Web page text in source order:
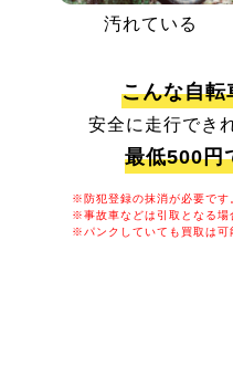
汚れている
こんな自転
安全に走行でき
最低500円
※防犯登録の抹消が必要です
※事故車などは引取となる場
※パンクしていても買取は可